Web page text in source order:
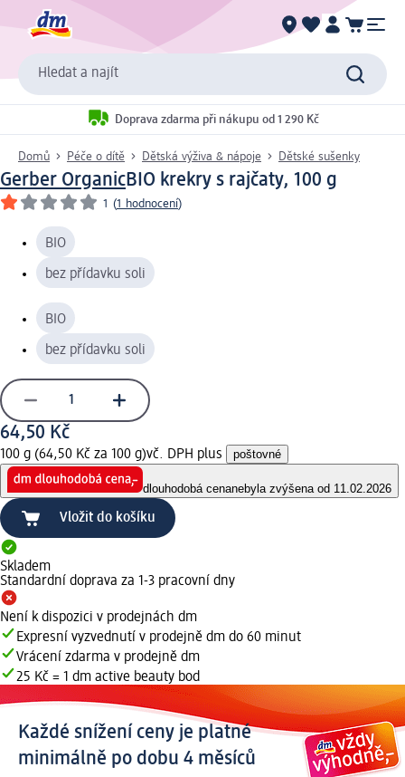
Hledat a najít
Doprava zdarma při nákupu od 1 290 Kč
Domů Péče o dítě Dětská výživa & nápoje Dětské sušenky
Gerber OrganicBIO krekry s rajčaty, 100 g
1 (1 hodnocení)
BIO
bez přídavku soli
BIO
bez přídavku soli
64,50 Kč
100 g (64,50 Kč za 100 g)vč. DPH plus poštovné
dlouhodobá cenanebyla zvýšena od 11.02.2026
Vložit do košíku
Skladem
Standardní doprava za 1-3 pracovní dny
Není k dispozici v prodejnách dm
Expresní vyzvednutí v prodejně dm do 60 minut
Vrácení zdarma v prodejně dm
25 Kč = 1 dm active beauty bod
Každé snížení ceny je platné
minimálně po dobu 4 měsíců